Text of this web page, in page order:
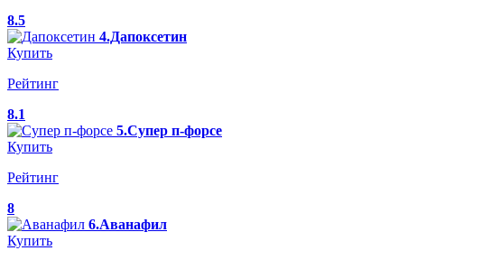
8.5
4.Дапоксетин
Купить
Рейтинг
8.1
5.Супер п-форсе
Купить
Рейтинг
8
6.Аванафил
Купить